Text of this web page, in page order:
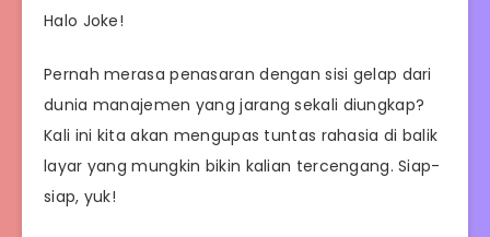
Halo Joke!
Pernah merasa penasaran dengan sisi gelap dari
dunia manajemen yang jarang sekali diungkap?
Kali ini kita akan mengupas tuntas rahasia di balik
layar yang mungkin bikin kalian tercengang. Siap-
siap, yuk!